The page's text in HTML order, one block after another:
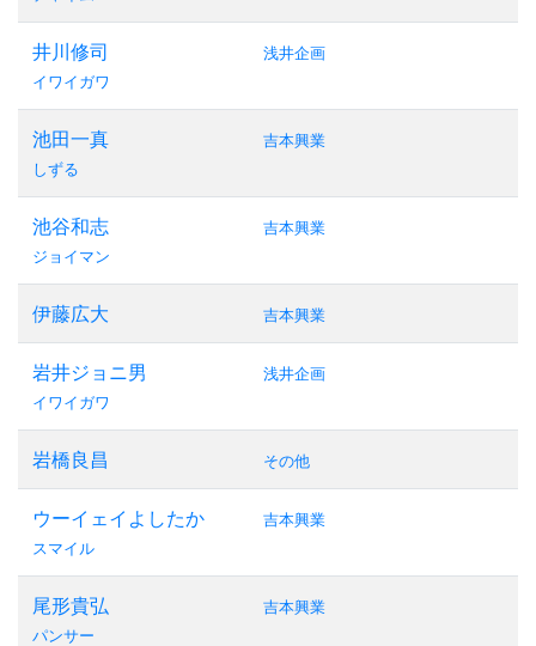
井川修司
イワイガワ
浅井企画
池田一真
しずる
吉本興業
池谷和志
ジョイマン
吉本興業
伊藤広大 吉本興業
岩井ジョニ男
イワイガワ
浅井企画
岩橋良昌 その他
ウーイェイよしたか
スマイル
吉本興業
尾形貴弘
パンサー
吉本興業